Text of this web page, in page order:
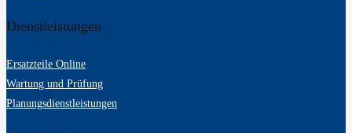
Dienstleistungen
Ersatzteile Online
Wartung und Prüfung
Planungsdienstleistungen